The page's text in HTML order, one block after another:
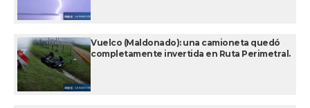
Vuelco (Maldonado): una camioneta quedó
completamente invertida en Ruta Perimetral.